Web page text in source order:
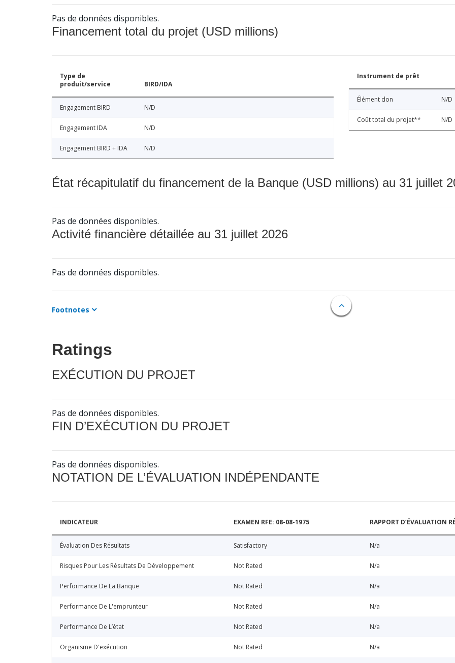
Pas de données disponibles.
Financement total du projet (USD millions)
Type de
produit/service
BIRD/IDA
Engagement BIRD N/D
Engagement IDA N/D
Engagement BIRD + IDA N/D
Instrument de prêt
Élément don N/D
Coût total du projet** N/D
État récapitulatif du financement de la Banque (USD millions) au 31 juillet
Pas de données disponibles.
Activité financière détaillée au 31 juillet 2026
Pas de données disponibles.
Footnotes
Ratings
EXÉCUTION DU PROJET
Pas de données disponibles.
FIN D’EXÉCUTION DU PROJET
Pas de données disponibles.
NOTATION DE L’ÉVALUATION INDÉPENDANTE
INDICATEUR EXAMEN RFE: 08-08-1975 RAPPORT D’ÉVALUATION
Évaluation Des Résultats Satisfactory N/a
Risques Pour Les Résultats De Développement Not Rated N/a
Performance De La Banque Not Rated N/a
Performance De L'emprunteur Not Rated N/a
Performance De L’état Not Rated N/a
Organisme D'exécution Not Rated N/a